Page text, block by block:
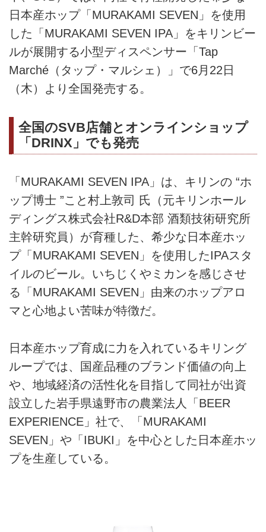
日本産ホップ「MURAKAMI SEVEN」を使用
した「MURAKAMI SEVEN IPA」をキリンビー
ルが展開する小型ディスペンサー「Tap
Marché（タップ・マルシェ）」で6月22日
（木）より全国発売する。
全国のSVB店舗とオンラインショップ
「DRINX」でも発売
「MURAKAMI SEVEN IPA」は、キリンの “ホ
ップ博士 ”こと村上敦司 氏（元キリンホール
ディングス株式会社R&D本部 酒類技術研究所
主幹研究員）が育種した、希少な日本産ホッ
プ「MURAKAMI SEVEN」を使用したIPAスタ
イルのビール。いちじくやミカンを感じさせ
る「MURAKAMI SEVEN」由来のホップアロ
マと心地よい苦味が特徴だ。
日本産ホップ育成に力を入れているキリング
ループでは、国産品種のブランド価値の向上
や、地域経済の活性化を目指して同社が出資
設立した岩手県遠野市の農業法人「BEER
EXPERIENCE」社で、「MURAKAMI
SEVEN」や「IBUKI」を中心とした日本産ホッ
プを生産している。